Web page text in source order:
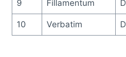
9 Fillamentum
10 Verbatim